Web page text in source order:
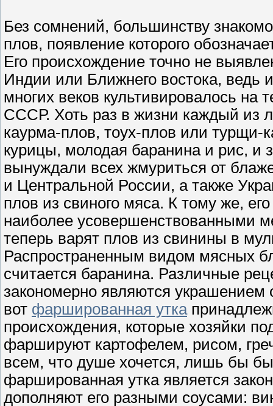
Без сомнений, большинству
плов, появление которого
Его происхождение точно не
Индии или Ближнего востока, ведь
многих веков культивировалось на
СССР. Хоть раз в жизни каждый из
каурма-плов, тоух-плов или турщи-
курицы, молодая баранина и рис, и
вынуждали всех жмуриться от
и Центральной России, а также
плов из свиного мяса. К тому же,
наиболее усовершенствованными
теперь варят плов из свинины в
Распространенным видом мясных
считается баранина. Различные
закономерно являются
вот фаршированная утка
происхождения, которые хозяйки
фаршируют картофелем, рисом,
всем, что душе хочется, лишь бы
фаршированная утка является
дополняют его разными соусами: